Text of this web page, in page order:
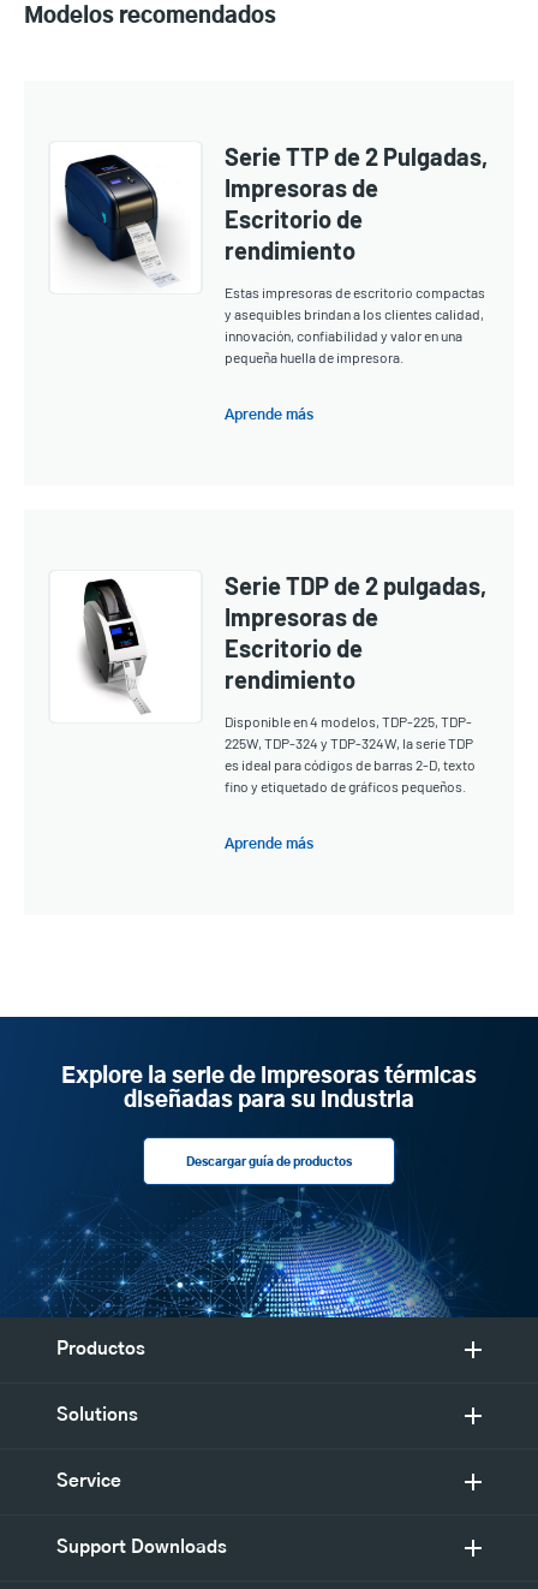
Modelos recomendados
Serie TTP de 2 Pulgadas,
Impresoras de
Escritorio de
rendimiento
Estas impresoras de escritorio compactas
y asequibles brindan a los clientes calidad,
innovación, confiabilidad y valor en una
pequeña huella de impresora.
Aprende más
Serie TDP de 2 pulgadas,
Impresoras de
Escritorio de
rendimiento
Disponible en 4 modelos, TDP-225, TDP-
225W, TDP-324 y TDP-324W, la serie TDP
es ideal para códigos de barras 2-D, texto
fino y etiquetado de gráficos pequeños.
Aprende más
Explore la serie de impresoras térmicas
diseñadas para su industria
Descargar guía de productos
Productos
Solutions
Service
Support Downloads